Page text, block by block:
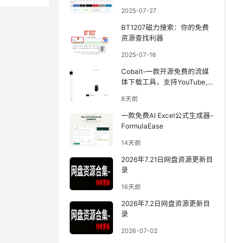
更新最快】
2025-07-27
BT1207磁力搜索：你的免费
资源查找利器
2025-07-16
Cobalt-一款开源免费的流媒
体下载工具，支持YouTube,
8天前
一款免费AI Excel公式生成器-
FormulaEase
14天前
2026年7.21日网盘资源更新目
录
16天前
2026年7.2日网盘资源更新目
录
2026-07-02